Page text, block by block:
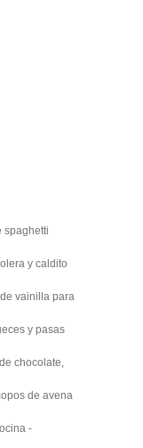
spaghetti
y caldito
vainilla para
y pasas
chocolate,
de avena
-